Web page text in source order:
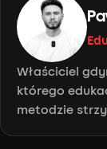
Właściciel
którego
metodzie